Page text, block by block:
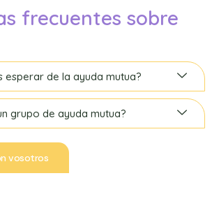
frecuentes sobre
esperar de la ayuda mutua?
grupo de ayuda mutua?
vosotros